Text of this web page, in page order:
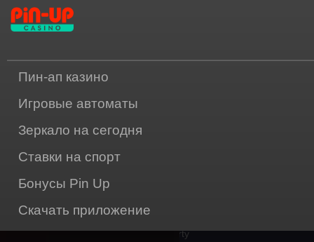
Deprecated: Constant FILTER_SANITIZE_STRING is deprecated in
/home/wheeefqz/pin-up-play.net/wp-content/plugins/wp-smush-
Deprecated: Creation of dynamic property
up-play.net/wp-content/plugins/wp-smush-pro/core/class-
Deprecated: Creation of dynamic property
Пин-ап казино
Игровые автоматы
Зеркало на сегодня
Ставки на спорт
Бонусы Pin Up
Скачать приложение